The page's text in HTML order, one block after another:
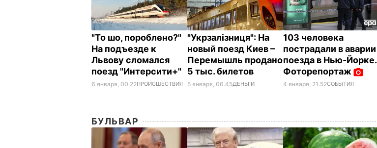
"То шо, пороблено?"
На подъезде к
Львову сломался
поезд "Интерсити+"
6 января, 00.22ПРОИСШЕСТВИЯ
"Укрзалізниця": На
новый поезд Киев –
Перемышль продано
5 тыс. билетов
5 января, 06.45ДЕНЬГИ
103 человека
пострадали в аварии
поезда в Нью-Йорке.
Фоторепортаж
4 января, 21.52СОБЫТИЯ
БУЛЬВАР